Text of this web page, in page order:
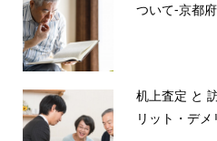
ついて-京都
机上査定 と
リット・デメ